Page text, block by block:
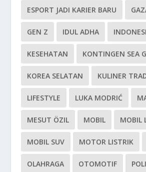
ESPORT JADI KARIER BARU
GEN Z IDUL ADHA
KESEHATAN KONTINGEN SEA
KOREA SELATAN KULINER
LIFESTYLE LUKA MODRIĆ
MESUT ÖZIL MOBIL MOBIL
MOBIL SUV MOTOR LISTRIK
OLAHRAGA OTOMOTIF